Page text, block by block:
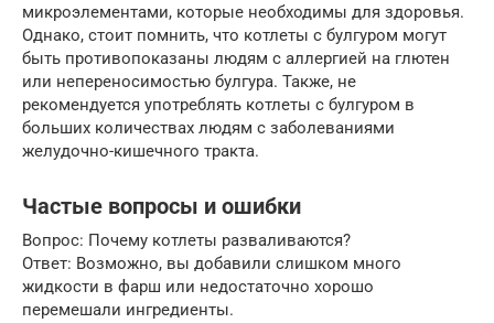
микроэлементами, которые необходимы для здоровья.
Однако, стоит помнить, что котлеты с булгуром могут
быть противопоказаны людям с аллергией на глютен
или непереносимостью булгура. Также, не
рекомендуется употреблять котлеты с булгуром в
больших количествах людям с заболеваниями
желудочно-кишечного тракта.
Частые вопросы и ошибки
Вопрос: Почему котлеты разваливаются?
Ответ: Возможно, вы добавили слишком много
жидкости в фарш или недостаточно хорошо
перемешали ингредиенты.